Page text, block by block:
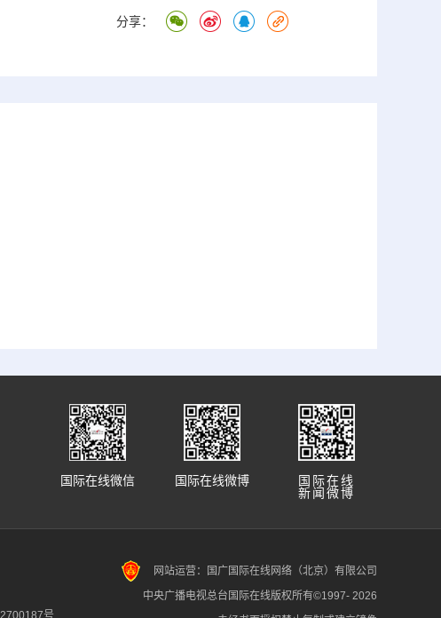
分享：
国际在线
新闻微博
国际在线微博
国际在线微信
号
网站运营：国广国际在线网络（北京）有限公司
中央广播电视总台国际在线版权所有©1997- 2026